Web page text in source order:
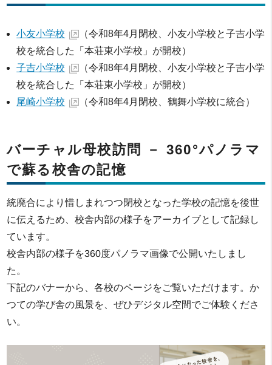
小友小学校
（令和8年4月閉校、小友小学校と子吉小学
校を統合した「本荘東小学校」が開校）
子吉小学校
（令和8年4月閉校、小友小学校と子吉小学
校を統合した「本荘東小学校」が開校）
尾崎小学校
（令和8年4月閉校、鶴舞小学校に統合）
バーチャル母校訪問 － 360°パノラマ
で蘇る校舎の記憶
統廃合により惜しまれつつ閉校となった学校の記憶を後世
に伝えるため、校舎内部の様子をアーカイブとして記録し
ています。
校舎内部の様子を360度パノラマ画像で公開いたしまし
た。
下記のバナーから、各校のページをご覧いただけます。か
つての学び舎の風景を、ぜひデジタル空間でご体験くださ
い。